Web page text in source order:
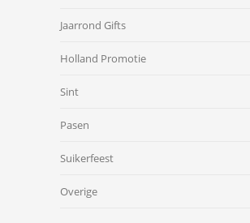
Jaarrond Gifts
Holland Promotie
Sint
Pasen
Suikerfeest
Overige